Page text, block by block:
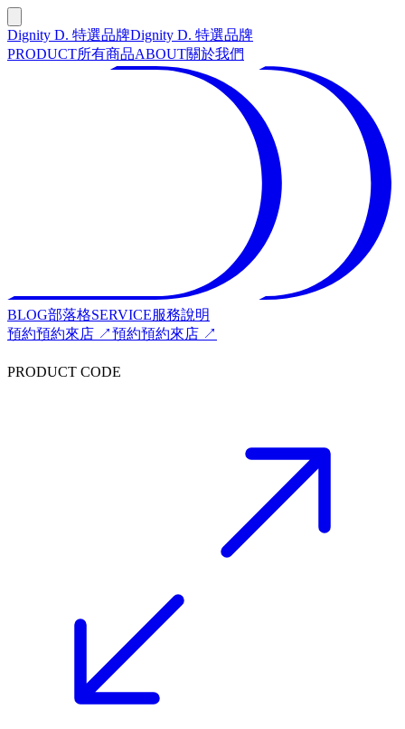
Dignity D. 特選品牌Dignity D. 特選品牌
PRODUCT所有商品ABOUT關於我們
BLOG部落格SERVICE服務說明
預約預約來店 ↗預約預約來店 ↗
PRODUCT CODE